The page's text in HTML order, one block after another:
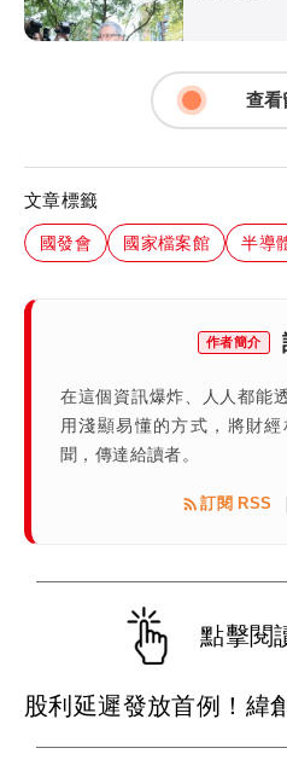
查
文章標籤
國發會 國家檔案館 半導
作者簡介
在這個資訊爆炸、人人都能
用淺顯易懂的方式，將財
聞，傳達給讀者。
訂閱 RSS
點擊閱